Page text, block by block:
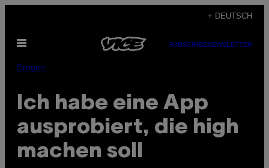
content
+ DEUTSCH
Open
SUBSCRIBENEWSLETTER
Drogen
Ich habe eine App
ausprobiert, die high
machen soll